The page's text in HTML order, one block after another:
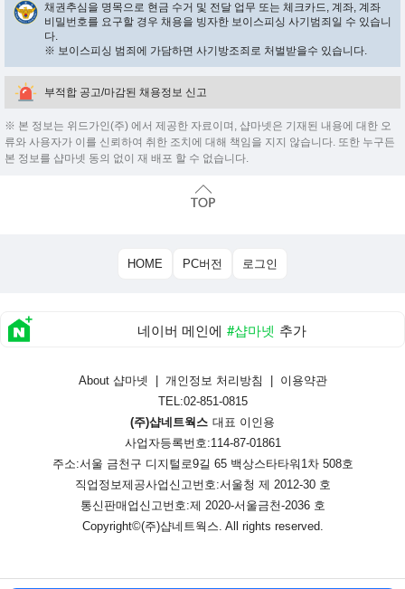
채권추심을 명목으로 현금 수거 및 전달 업무 또는 체크카드, 계좌, 계좌
비밀번호를 요구할 경우 채용을 빙자한 보이스피싱 사기범죄일 수 있습니
다.
※ 보이스피싱 범죄에 가담하면 사기방조죄로 처벌받을수 있습니다.
부적합 공고/마감된 채용정보 신고
※ 본 정보는 위드가인(주) 에서 제공한 자료이며, 샵마넷은 기재된 내용에 대한 오
류와 사용자가 이를 신뢰하여 취한 조치에 대해 책임을 지지 않습니다. 또한 누구든
본 정보를 샵마넷 동의 없이 재 배포 할 수 없습니다.
HOME PC버전 로그인
네이버 메인에 #샵마넷 추가
About 샵마넷 개인정보 처리방침
이용약관
TEL:02-851-0815
(주)샵네트웍스 대표 이인용
사업자등록번호:114-87-01861
주소:서울 금천구 디지털로9길 65 백상스타타워1차 508호
직업정보제공사업신고번호:서울청 제 2012-30 호
통신판매업신고번호:제 2020-서울금천-2036 호
Copyright©(주)샵네트웍스. All rights reserved.